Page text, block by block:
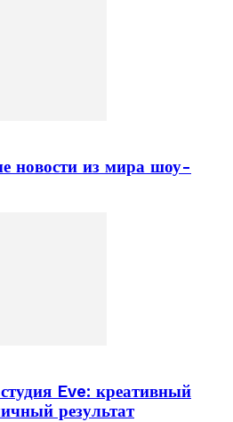
новости из мира шоу-
Eve: креативный
результат